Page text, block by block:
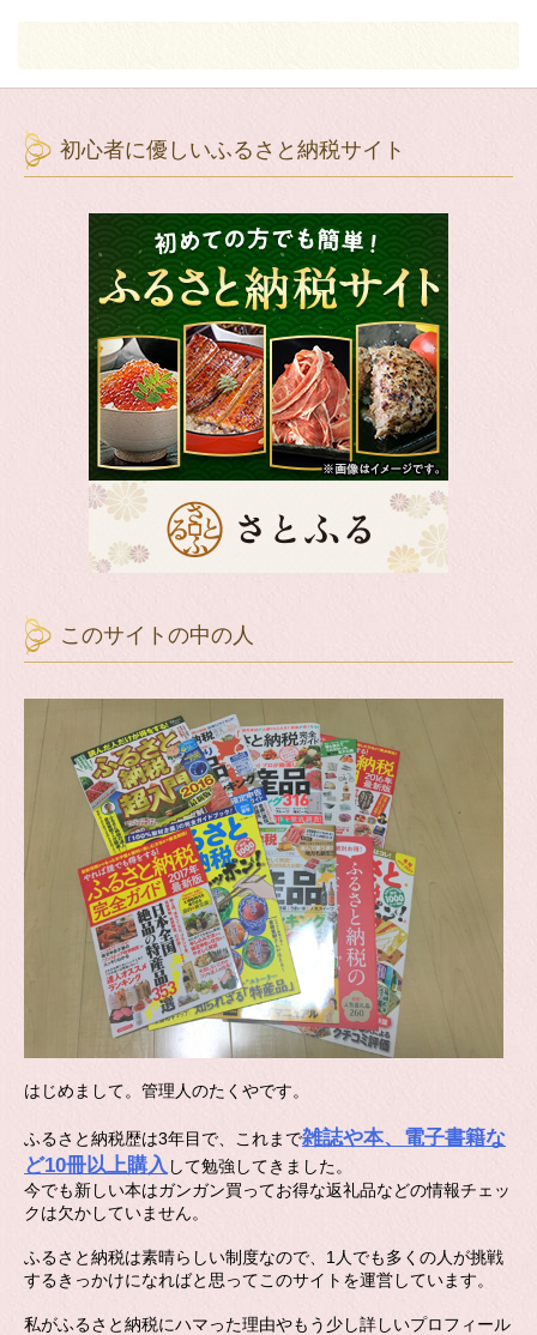
初心者に優しいふるさと納税サイト
このサイトの中の人
はじめまして。管理人のたくやです。
ふるさと納税歴は3年目で、これまで雑誌や本、電子書籍な
ど10冊以上購入 して勉強してきました。
今でも新しい本はガンガン買ってお得な返礼品などの情報チェッ
クは欠かしていません。
ふるさと納税は素晴らしい制度なので、1人でも多くの人が挑戦
するきっかけになればと思ってこのサイトを運営しています。
私がふるさと納税にハマった理由やもう少し詳しいプロフィール